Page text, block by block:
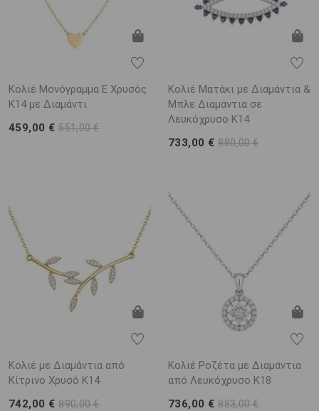
Κολιέ Μονόγραμμα Ε Χρυσός
Κ14 με Διαμάντι
459,00 €551,00 €
Κολιέ Ματάκι με Διαμάντια &
Μπλε Διαμάντια σε
Λευκόχρυσο Κ14
733,00 €880,00 €
Κολιέ με Διαμάντια από
Κίτρινο Χρυσό K14
742,00 €890,00 €
Κολιέ Ροζέτα με Διαμάντια
από Λευκόχρυσο K18
736,00 €883,00 €